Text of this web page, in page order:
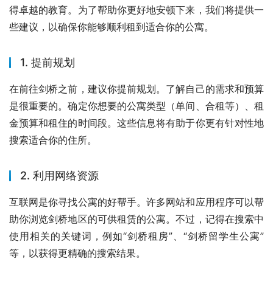
得卓越的教育。为了帮助你更好地安顿下来，我们将提供一
些建议，以确保你能够顺利租到适合你的公寓。
1. 提前规划
在前往剑桥之前，建议你提前规划。了解自己的需求和预算
是很重要的。确定你想要的公寓类型（单间、合租等）、租
金预算和租住的时间段。这些信息将有助于你更有针对性地
搜索适合你的住所。
2. 利用网络资源
互联网是你寻找公寓的好帮手。许多网站和应用程序可以帮
助你浏览剑桥地区的可供租赁的公寓。不过，记得在搜索中
使用相关的关键词，例如“剑桥租房”、“剑桥留学生公寓”
等，以获得更精确的搜索结果。